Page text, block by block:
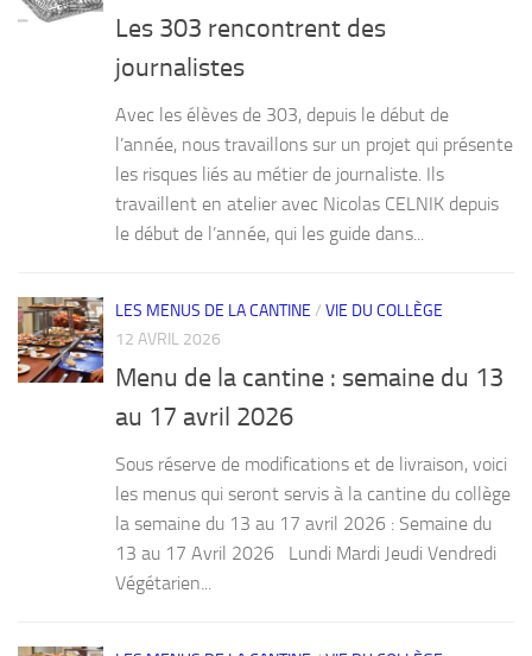
Les 303 rencontrent des
journalistes
Avec les élèves de 303, depuis le début de
l’année, nous travaillons sur un projet qui présente
les risques liés au métier de journaliste. Ils
travaillent en atelier avec Nicolas CELNIK depuis
le début de l’année, qui les guide dans...
LES MENUS DE LA CANTINE / VIE DU COLLÈGE
12 AVRIL 2026
Menu de la cantine : semaine du 13
au 17 avril 2026
Sous réserve de modifications et de livraison, voici
les menus qui seront servis à la cantine du collège
la semaine du 13 au 17 avril 2026 : Semaine du
13 au 17 Avril 2026 Lundi Mardi Jeudi Vendredi
Végétarien...